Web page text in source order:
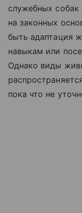
служебных
на законных
быть адаптация
навыкам или
Однако виды
пока что не